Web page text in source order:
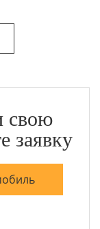
свою
заявку